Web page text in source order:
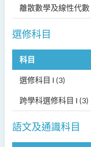
離散數學及線性代數
選修科目
科目
選修科目 I (3)
跨學科選修科目 I (3)
語文及通識科目